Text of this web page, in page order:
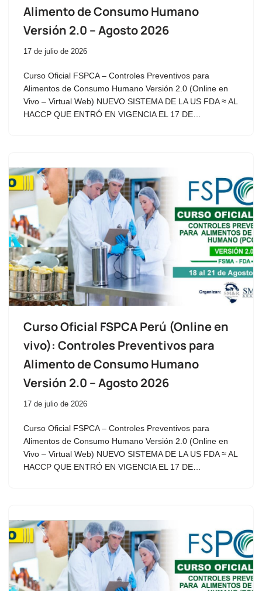
Alimento de Consumo Humano
Versión 2.0 – Agosto 2026
17 de julio de 2026
Curso Oficial FSPCA – Controles Preventivos para
Alimentos de Consumo Humano Versión 2.0 (Online en
Vivo – Virtual Web) NUEVO SISTEMA DE LA US FDA ≈ AL
HACCP QUE ENTRÓ EN VIGENCIA EL 17 DE…
Curso Oficial FSPCA Perú (Online en
vivo): Controles Preventivos para
Alimento de Consumo Humano
Versión 2.0 – Agosto 2026
17 de julio de 2026
Curso Oficial FSPCA – Controles Preventivos para
Alimentos de Consumo Humano Versión 2.0 (Online en
Vivo – Virtual Web) NUEVO SISTEMA DE LA US FDA ≈ AL
HACCP QUE ENTRÓ EN VIGENCIA EL 17 DE…